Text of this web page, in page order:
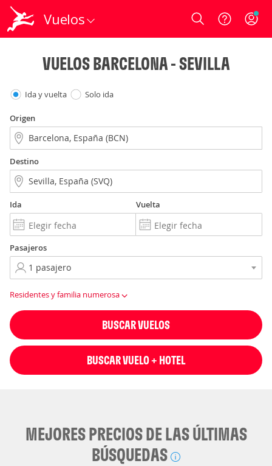
Vuelos Login
VUELOS BARCELONA - SEVILLA
Ida y vuelta Solo ida
Origen
Destino
Ida Vuelta
Pasajeros
Residentes y familia numerosa
BUSCAR VUELOS
BUSCAR VUELO + HOTEL
MEJORES PRECIOS DE LAS ÚLTIMAS
BÚSQUEDAS